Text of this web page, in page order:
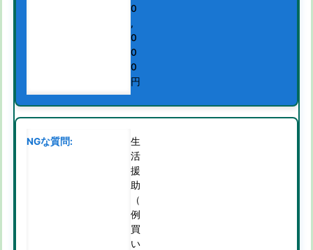
0
,
0
0
0
円
生
活
援
助
（
例
買
い